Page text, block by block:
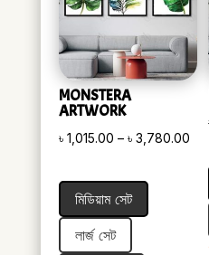
MONSTERA
ARTWORK
৳ 1,015.00 – ৳ 3,780.00
৳
৳
মিডিয়াম সেট
লার্জ সেট